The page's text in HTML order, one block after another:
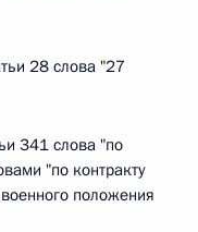
28 слова "27
341 слова "по
"по контракту
положения